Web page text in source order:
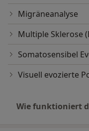
Migräneanalyse
Multiple Sklerose
Somatosensibel
Visuell evozierte
Wie funktioniert